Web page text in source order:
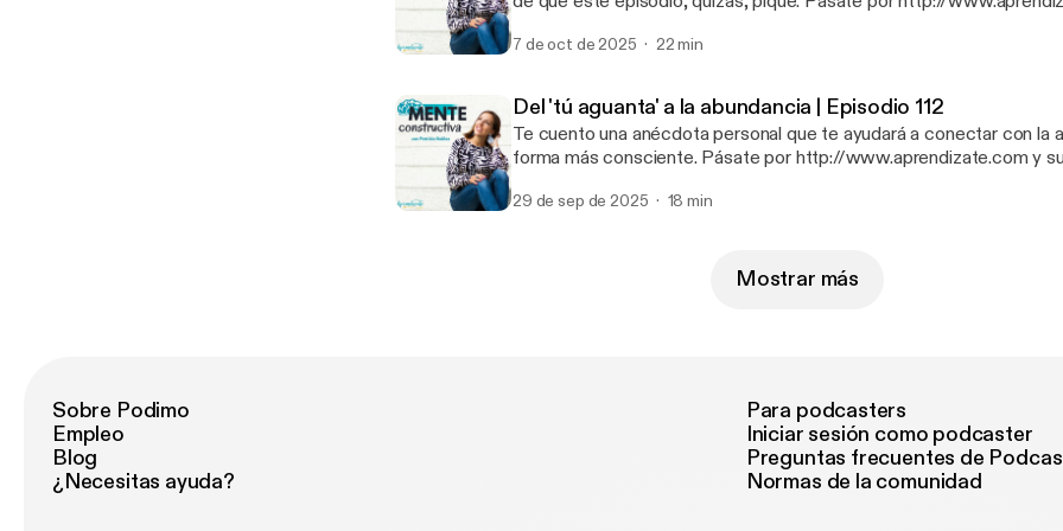
y herramientas prácticas para hacer de tu mente tu mejor aliada y
7 de oct de 2025 22 min
Del 'tú aguanta' a la abundancia | Episodio 112
Te cuento una anécdota personal que te ayudará a conectar con la
forma más consciente. Pásate por http://www.aprendizate.com y
prácticas para hacer de tu mente tu mejor aliada y conseguir la vida
29 de sep de 2025 18 min
Mostrar más
Sobre Podimo
Empleo
Blog
¿Necesitas ayuda?
Para podcasters
Iniciar sesión como podcaster
Preguntas frecuentes de
Normas de la comunidad